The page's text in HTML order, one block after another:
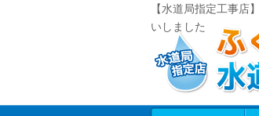
【水道局指定工事
いしました